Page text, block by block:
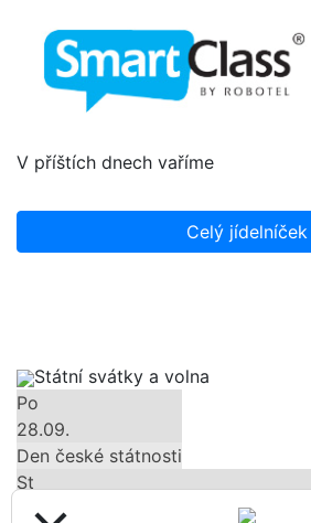
V příštích dnech vaříme
Celý jídelníček
Státní svátky a volna
Po
28.09.
Den české státnosti
St
28.10.